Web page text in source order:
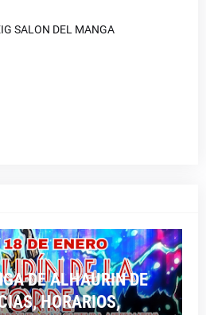
SALON DEL MANGA
DE ALHAURIN DE
HORARIOS,